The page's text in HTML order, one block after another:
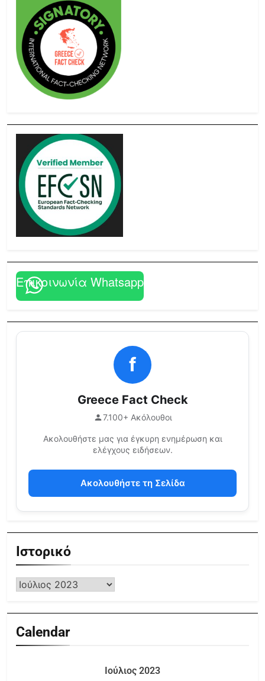
Επικοινωνία Whatsapp
f
Greece Fact Check
7.100+ Ακόλουθοι
Ακολουθήστε μας για έγκυρη ενημέρωση και
ελέγχους ειδήσεων.
Ακολουθήστε τη Σελίδα
Ιστορικό
Calendar
Ιούλιος 2023